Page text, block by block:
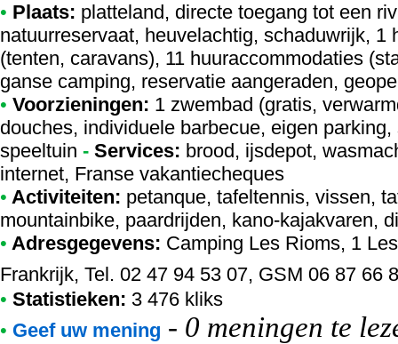
• Plaats: platteland, directe toegang tot een
natuurreservaat, heuvelachtig, schaduwrijk, 1
(tenten, caravans), 11 huuraccommodaties
ganse camping, reservatie aangeraden,
• Voorzieningen: 1 zwembad (gratis,
douches, individuele barbecue, eigen
speeltuin - Services: brood, ijsdepot,
internet, Franse vakantiecheques
• Activiteiten: petanque, tafeltennis, vissen,
mountainbike, paardrijden, kano-kajakvaren,
• Adresgegevens: Camping Les Rioms, 1
Frankrijk, Tel. 02 47 94 53 07, GSM 06 87 66
• Statistieken: 3 476 kliks
• Geef uw mening - 0 meningen te